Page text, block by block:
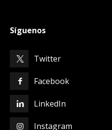
Síguenos
Twitter
Facebook
LinkedIn
Instagram